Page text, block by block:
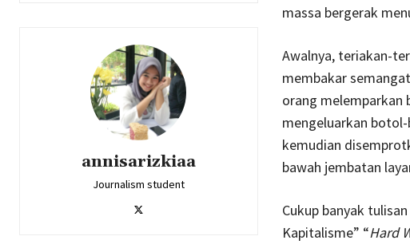
annisarizkiaa
Journalism student
massa bergerak
Awalnya, teriakan-
membakar
orang melemparkan
mengeluarkan
kemudian
bawah jembatan
Cukup banyak
Kapitalisme” “Hard